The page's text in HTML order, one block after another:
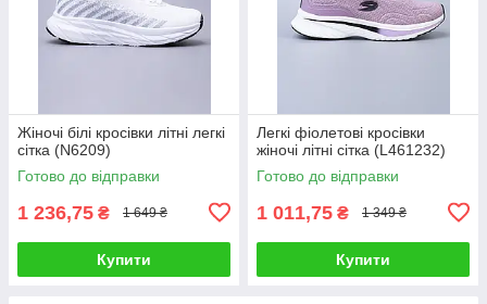
Жіночі білі кросівки літні легкі
сітка (N6209)
Готово до відправки
1 236,75 ₴ 1 649 ₴
Купити
Легкі фіолетові кросівки
жіночі літні сітка (L461232)
Готово до відправки
1 011,75 ₴ 1 349 ₴
Купити